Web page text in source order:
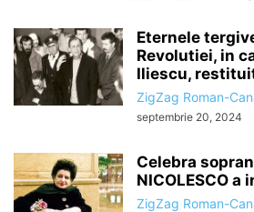
Eternele
Revolutiei, in
Iliescu,
ZigZag Roman-
septembrie 20, 2024
Celebra
NICOLESCO
ZigZag Roman-